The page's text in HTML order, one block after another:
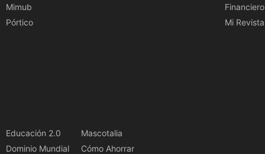
Mimub
Pórtico
Financiero
Mi Revista
Educación 2.0
Dominio Mundial
Mascotalia
Cómo Ahorrar